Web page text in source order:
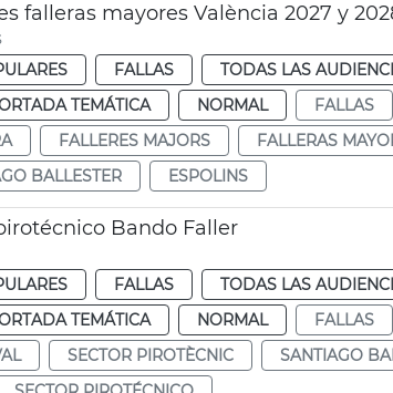
falleras mayores València 2027 y
FALLAS TODAS LAS
TEMÁTICA NORMAL FALLAS
FALLERES MAJORS FALLERAS
BALLESTER ESPOLINS
Bando Faller
FALLAS TODAS LAS
TEMÁTICA NORMAL FALLAS
SECTOR PIROTÈCNIC SANTIAGO